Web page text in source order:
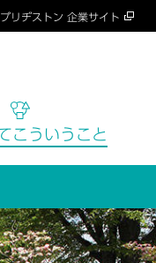
ブリヂストン 企業サイト
こういうこと